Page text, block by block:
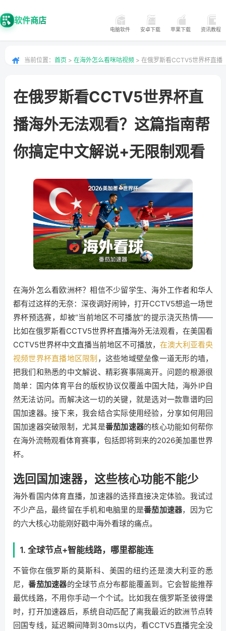
软件商店
电脑软件 安卓下载 苹果下载 资讯教程
当前位置： 首页 > 在海外怎么看咪咕视频 > 在俄罗斯看CCTV5世界杯直播
在俄罗斯看CCTV5世界杯直
播海外无法观看？这篇指南帮
你搞定中文解说+无限制观看
在海外怎么看欧洲杯？相信不少留学生、海外工作者和华人
都有过这样的无奈：深夜调好闹钟，打开CCTV5想追一场世
界杯预选赛，却被“当前地区不可播放”的提示浇灭热情——
比如在俄罗斯看CCTV5世界杯直播海外无法观看，在美国看
CCTV5世界杯中文直播当前地区不可播放， 在澳大利亚看央
视频世界杯直播地区限制 ，这些地域壁垒像一道无形的墙，
把我们和熟悉的中文解说、精彩赛事隔离开。问题的根源很
简单：国内体育平台的版权协议仅覆盖中国大陆，海外IP自
然无法访问。而解决这一切的关键，就是选对一款靠谱旳回
国加速器。接下来，我会结合实际使用经验，分享如何用回
国加速器突破限制，尤其是番茄加速器的核心功能如何帮你
在海外流畅观看体育赛事，包括即将到来的2026美加墨世界
杯。
选回国加速器，这些核心功能不能少
海外看国内体育直播，加速器的选择直接决定体验。我试过
不少产品，最终留在手机和电脑里的是番茄加速器，因为它
的六大核心功能刚好戳中海外看球的痛点。
1. 全球节点+智能线路，哪里都能连
不管你在俄罗斯的莫斯科、美国的纽约还是澳大利亚的悉
尼，番茄加速器的全球节点分布都能覆盖到。它会智能推荐
最优线路，不用你手动一个个试。比如我在俄罗斯圣彼得堡
时，打开加速器后，系统自动匹配了离我最近的欧洲节点转
回国专线，延迟瞬间降到30ms以内，看CCTV5直播完全没